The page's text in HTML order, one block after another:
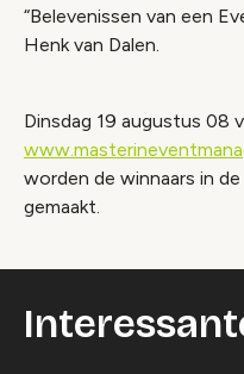
“Belevenissen van een
Henk van Dalen.
Dinsdag 19 augustus 08
worden de winnaars in
gemaakt.